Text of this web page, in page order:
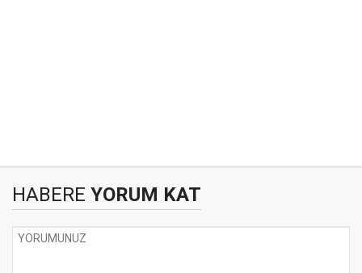
HABERE YORUM KAT